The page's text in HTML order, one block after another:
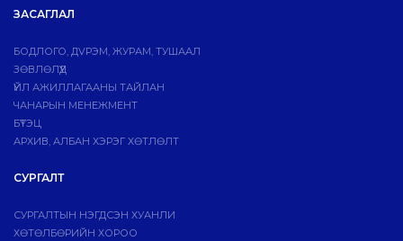
ЗАСАГЛАЛ
БОДЛОГО, ДVРЭМ, ЖУРАМ, ТУШААЛ
ЗӨВЛӨЛҮҮД
ҮЙЛ АЖИЛЛАГААНЫ ТАЙЛАН
ЧАНАРЫН МЕНЕЖМЕНТ
БҮТЭЦ
АРХИВ, АЛБАН ХЭРЭГ ХӨТЛӨЛТ
СУРГАЛТ
СУРГАЛТЫН НЭГДСЭН ХУАНЛИ
ХӨТӨЛБӨРИЙН ХОРОО